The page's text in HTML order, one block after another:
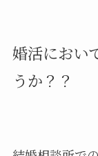
婚活におい
うか？？